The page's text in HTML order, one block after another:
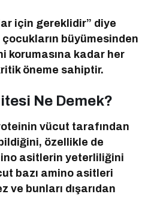
için gereklidir” diye
büyümesinden
korumasına kadar her
öneme sahiptir.
Ne Demek?
vücut tarafından
özellikle de
asitlerin yeterliliğini
bazı amino asitleri
ve bunları dışarıdan